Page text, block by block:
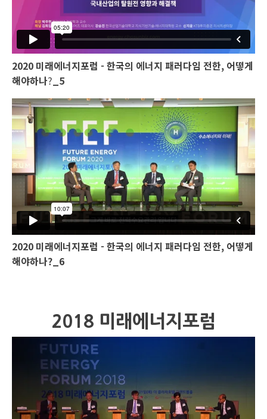
2020 미래에너지포럼 - 한국의 에너지 패러다임 전한, 어떻게
해야하나? _5
2020 미래에너지포럼 - 한국의 에너지 패러다임 전한, 어떻게
해야하나?_6
2018 미래에너지포럼